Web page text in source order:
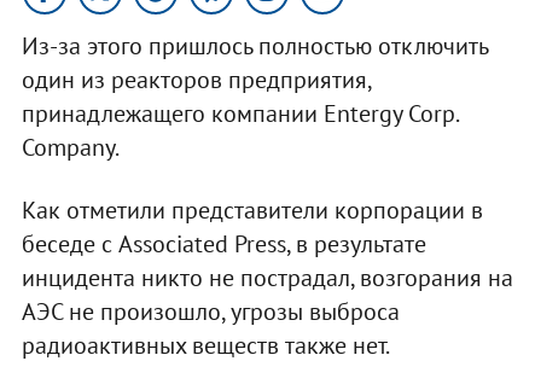
Из-за этого пришлось полностью отключить
один из реакторов предприятия,
принадлежащего компании Entergy Corp.
Company.
Как отметили представители корпорации в
беседе с Associated Press, в результате
инцидента никто не пострадал, возгорания на
АЭС не произошло, угрозы выброса
радиоактивных веществ также нет.